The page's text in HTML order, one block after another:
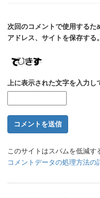
次回のコメントで使用するた
アドレス、サイトを保存する。
上に表示された文字を入力し
このサイトはスパムを低減す
コメントデータの処理方法